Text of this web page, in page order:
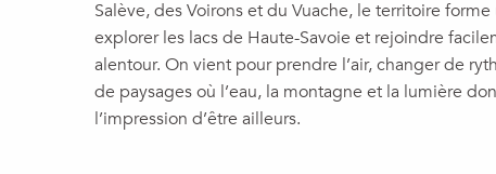
Salève, des Voirons et du Vuache, le territoire
explorer les lacs de Haute-Savoie et rejoindre
alentour. On vient pour prendre l’air, changer de
de paysages où l’eau, la montagne et la lumière
l’impression d’être ailleurs.